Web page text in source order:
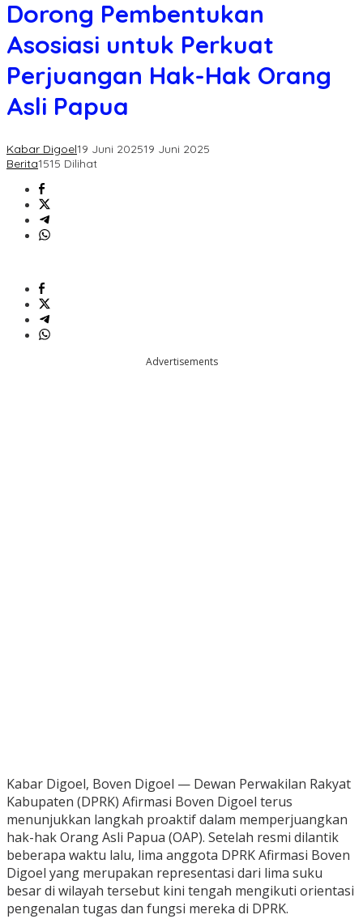
Pembentukan
untuk
Perjuangan
Hak-
Hak
Papua
Dorong Pembentukan
Asosiasi untuk Perkuat
Perjuangan Hak-Hak Orang
Asli Papua
Kabar Digoel19 Juni 202519 Juni 2025
Berita1515 Dilihat
Advertisements
Kabar Digoel, Boven Digoel — Dewan Perwakilan Rakyat
Kabupaten (DPRK) Afirmasi Boven Digoel terus
menunjukkan langkah proaktif dalam memperjuangkan
hak-hak Orang Asli Papua (OAP). Setelah resmi dilantik
beberapa waktu lalu, lima anggota DPRK Afirmasi Boven
Digoel yang merupakan representasi dari lima suku
besar di wilayah tersebut kini tengah mengikuti orientasi
pengenalan tugas dan fungsi mereka di DPRK.